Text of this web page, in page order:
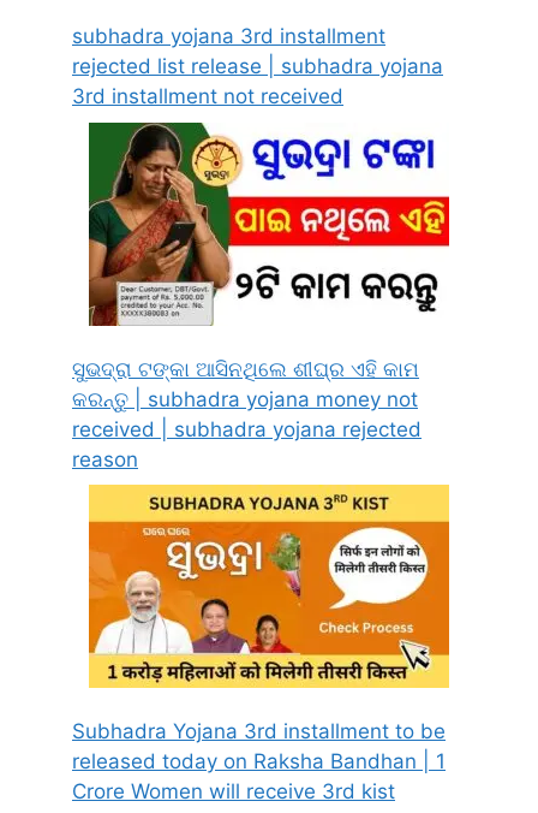
subhadra yojana 3rd installment
rejected list release | subhadra yojana
3rd installment not received
ସୁଭଦ୍ରା ଟଙ୍କା ଆସିନଥିଲେ ଶୀଘ୍ର ଏହି କାମ
କରନ୍ତୁ | subhadra yojana money not
received | subhadra yojana rejected
reason
Subhadra Yojana 3rd installment to be
released today on Raksha Bandhan | 1
Crore Women will receive 3rd kist